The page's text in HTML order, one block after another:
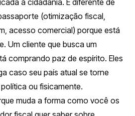
à cidadania. É diferente de
(otimização fiscal,
acesso comercial) porque está
Um cliente que busca um
comprando paz de espírito. Eles
caso seu país atual se torne
ou fisicamente.
muda a forma como você os